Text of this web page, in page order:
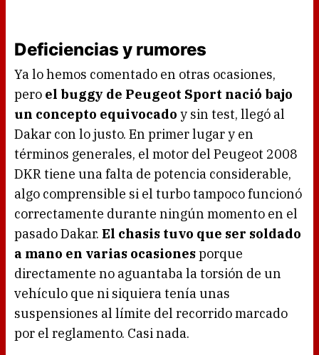
Deficiencias y rumores
Ya lo hemos comentado en otras ocasiones,
pero el buggy de Peugeot Sport nació bajo
un concepto equivocado y sin test, llegó al
Dakar con lo justo. En primer lugar y en
términos generales, el motor del Peugeot 2008
DKR tiene una falta de potencia considerable,
algo comprensible si el turbo tampoco funcionó
correctamente durante ningún momento en el
pasado Dakar. El chasis tuvo que ser soldado
a mano en varias ocasionesporque
directamente no aguantaba la torsión de un
vehículo que ni siquiera tenía unas
suspensiones al límite del recorrido marcado
por el reglamento. Casi nada.